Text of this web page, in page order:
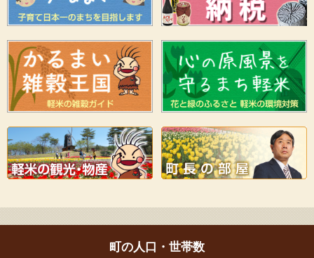
町の人口・世帯数